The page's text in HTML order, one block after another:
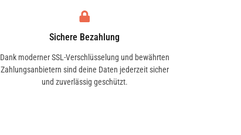
Sichere Bezahlung
Dank moderner SSL-Verschlüsselung und bewährten
Zahlungsanbietern sind deine Daten jederzeit sicher
und zuverlässig geschützt.